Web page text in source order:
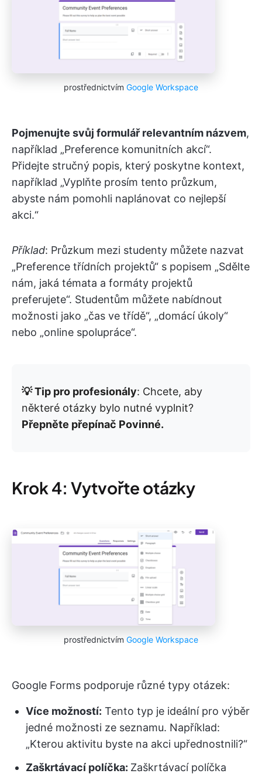
prostřednictvím Google Workspace
Pojmenujte svůj formulář relevantním názvem,
například „Preference komunitních akcí“.
Přidejte stručný popis, který poskytne kontext,
například „Vyplňte prosím tento průzkum,
abyste nám pomohli naplánovat co nejlepší
akci.“
Příklad: Průzkum mezi studenty můžete nazvat
„Preference třídních projektů“ s popisem „Sdělte
nám, jaká témata a formáty projektů
preferujete“. Studentům můžete nabídnout
možnosti jako „čas ve třídě“, „domácí úkoly“
nebo „online spolupráce“.
💡 Tip pro profesionály: Chcete, aby
některé otázky bylo nutné vyplnit?
Přepněte přepínač Povinné.
Krok 4: Vytvořte otázky
prostřednictvím Google Workspace
Google Forms podporuje různé typy otázek:
Více možností: Tento typ je ideální pro výběr
jedné možnosti ze seznamu. Například:
„Kterou aktivitu byste na akci upřednostnili?“
Zaškrtávací políčka: Zaškrtávací políčka